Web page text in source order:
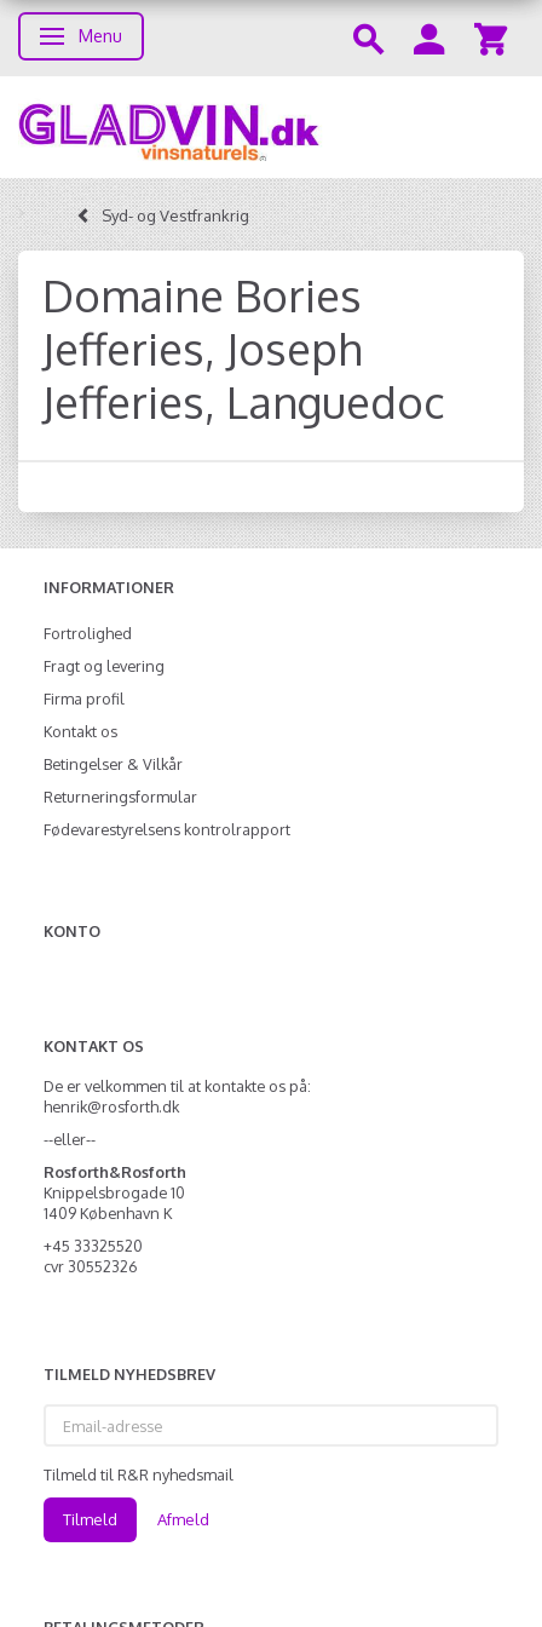
Skifte navigation
Menu
Syd- og Vestfrankrig
Domaine Bories
Jefferies, Joseph
Jefferies, Languedoc
INFORMATIONER
Fortrolighed
Fragt og levering
Firma profil
Kontakt os
Betingelser & Vilkår
Returneringsformular
Fødevarestyrelsens kontrolrapport
KONTO
KONTAKT OS
De er velkommen til at kontakte os på:
henrik@rosforth.dk
--eller--
Rosforth&Rosforth
Knippelsbrogade 10
1409 København K
+45 33325520
cvr 30552326
TILMELD NYHEDSBREV
adresse
Tilmeld til R&R nyhedsmail
Tilmeld Afmeld